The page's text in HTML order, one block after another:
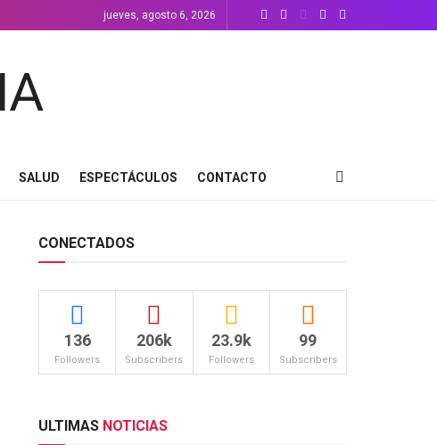
jueves, agosto 6, 2026
SALUD ESPECTÁCULOS CONTACTO
CONECTADOS
136
Followers
206k
Subscribers
23.9k
Followers
99
Subscribers
ULTIMAS NOTICIAS